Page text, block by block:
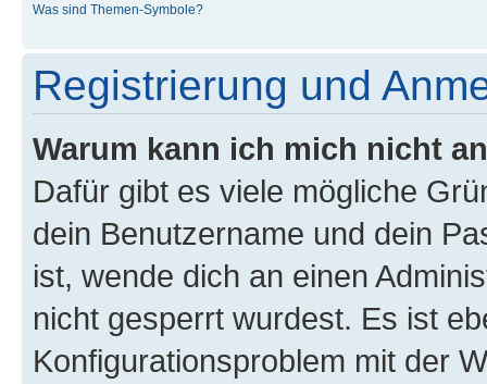
Was sind Themen-Symbole?
Registrierung und
Warum kann ich mich nicht
Dafür gibt es viele mögliche
dein Benutzername und dein
ist, wende dich an einen
nicht gesperrt wurdest. Es ist
Konfigurationsproblem mit der